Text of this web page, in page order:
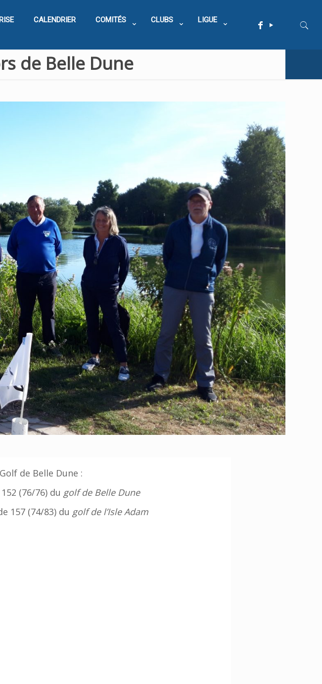
CALENDRIER COMITÉS CLUBS LIGUE
de Belle Dune
de Belle Dune :
(76/76) du golf de Belle Dune
157 (74/83) du golf de l’Isle Adam